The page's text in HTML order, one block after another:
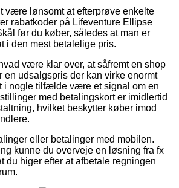
være lønsomt at efterprøve enkelte
rabatkoder på Lifeventure Ellipse
før du køber, således at man er
i den mest betalelige pris.
være klar over, at såfremt en shop
en udsalgspris der kan virke enormt
i nogle tilfælde være et signal om en
med betalingskort er imidlertid
hvilket beskytter køber imod
eller betalinger med mobilen.
kunne du overveje en løsning fra fx
du higer efter at afbetale regningen